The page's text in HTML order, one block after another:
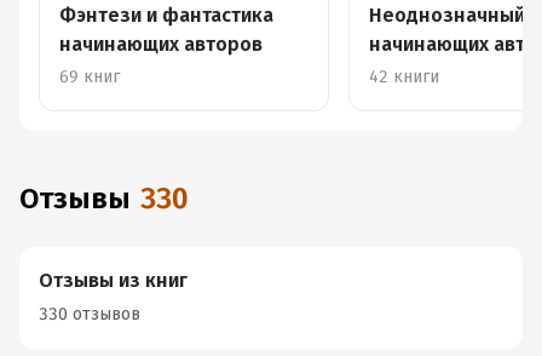
Фэнтези и фантастика
начинающих авторов
69 книг
Неоднозначный
начинающих
42 книги
Отзывы 330
Отзывы из книг
330 отзывов